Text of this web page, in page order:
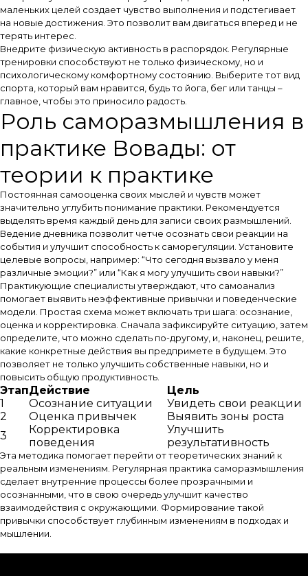
маленьких целей создает чувство выполнения и подстегивает
на новые достижения. Это позволит вам двигаться вперед и не
терять интерес.
Внедрите физическую активность в распорядок. Регулярные
тренировки способствуют не только физическому, но и
психологическому комфортному состоянию. Выберите тот вид
спорта, который вам нравится, будь то йога, бег или танцы –
главное, чтобы это приносило радость.
Роль саморазмышления в
практике Вовады: от
теории к практике
Постоянная самооценка своих мыслей и чувств может
значительно углубить понимание практики. Рекомендуется
выделять время каждый день для записи своих размышлений.
Ведение дневника позволит четче осознать свои реакции на
события и улучшит способность к саморегуляции. Установите
целевые вопросы, например: “Что сегодня вызвало у меня
различные эмоции?” или “Как я могу улучшить свои навыки?”
Практикующие специалисты утверждают, что самоанализ
помогает выявить неэффективные привычки и поведенческие
модели. Простая схема может включать три шага: осознание,
оценка и корректировка. Сначала зафиксируйте ситуацию, затем
определите, что можно сделать по-другому, и, наконец, решите,
какие конкретные действия вы предпримете в будущем. Это
позволяет не только улучшить собственные навыки, но и
повысить общую продуктивность.
ЭтапДействие
Цель
1
Осознание ситуации
Увидеть свои реакции
2
Оценка привычек
Выявить зоны роста
3
Корректировка
поведения
Улучшить
результативность
Эта методика помогает перейти от теоретических знаний к
реальным изменениям. Регулярная практика саморазмышления
сделает внутренние процессы более прозрачными и
осознанными, что в свою очередь улучшит качество
взаимодействия с окружающими. Формирование такой
привычки способствует глубинным изменениям в подходах и
мышлении.